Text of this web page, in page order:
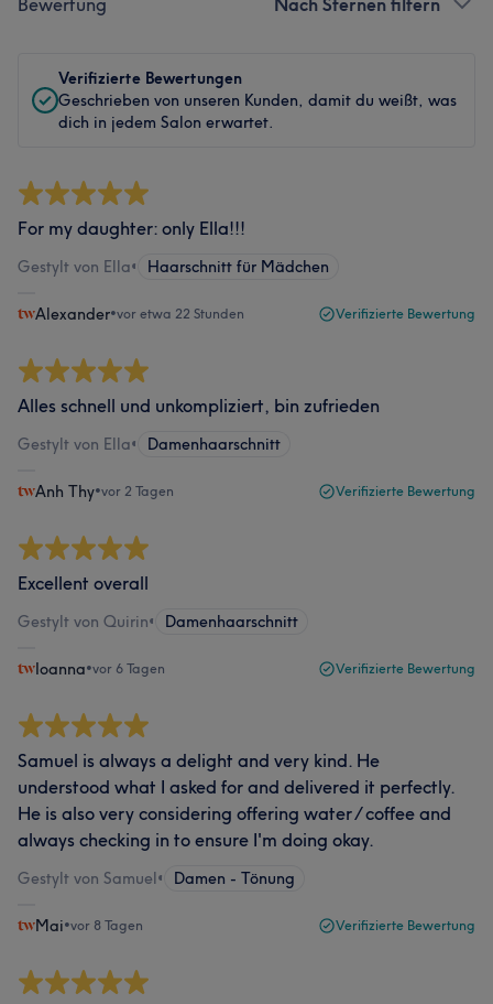
Bewertung Nach Sternen filtern
Verifizierte Bewertungen
Geschrieben von unseren Kunden, damit du weißt, was
dich in jedem Salon erwartet.
For my daughter: only Ella!!!
Gestylt von Ella• Haarschnitt für Mädchen
Alexander•vor etwa 22 Stunden Verifizierte Bewertung
Alles schnell und unkompliziert, bin zufrieden
Gestylt von Ella• Damenhaarschnitt
Anh Thy•vor 2 Tagen Verifizierte Bewertung
Excellent overall
Gestylt von Quirin• Damenhaarschnitt
Ioanna•vor 6 Tagen Verifizierte Bewertung
Samuel is always a delight and very kind. He
understood what I asked for and delivered it perfectly.
He is also very considering offering water / coffee and
always checking in to ensure I'm doing okay.
Gestylt von Samuel• Damen - Tönung
Mai•vor 8 Tagen Verifizierte Bewertung